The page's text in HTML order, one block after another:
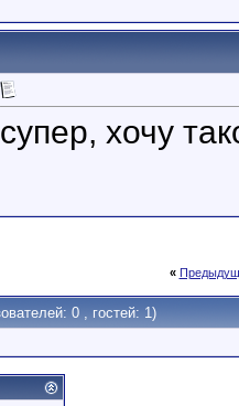
супер, хочу
«
0 , гостей: 1)